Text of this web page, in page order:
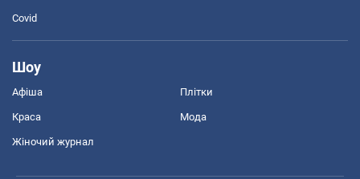
Covid
Шоу
Афіша Плітки
Краса Мода
Жіночий журнал